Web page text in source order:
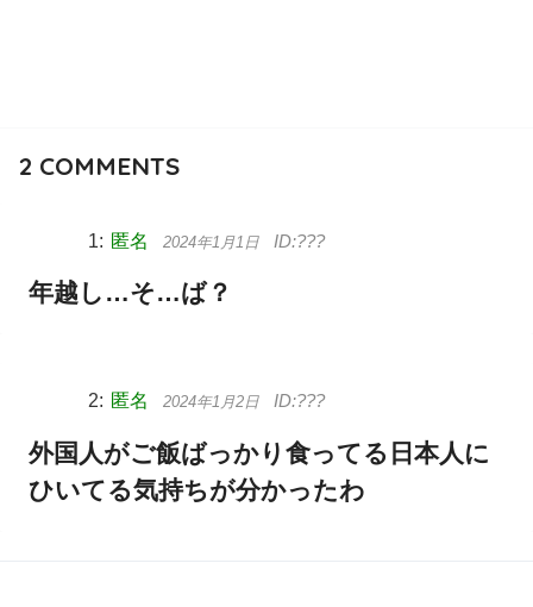
2 COMMENTS
匿名 2024年1月1日
年越し…そ…ば？
匿名 2024年1月2日
外国人がご飯ばっかり食ってる日本人に
ひいてる気持ちが分かったわ